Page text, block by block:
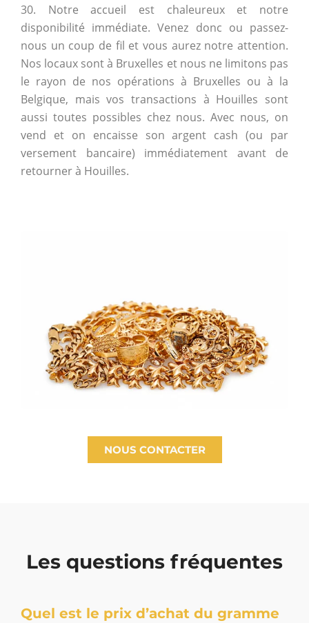
30. Notre accueil est chaleureux et notre
disponibilité immédiate. Venez donc ou passez-
nous un coup de fil et vous aurez notre attention.
Nos locaux sont à Bruxelles et nous ne limitons pas
le rayon de nos opérations à Bruxelles ou à la
Belgique, mais vos transactions à Houilles sont
aussi toutes possibles chez nous. Avec nous, on
vend et on encaisse son argent cash (ou par
versement bancaire) immédiatement avant de
retourner à Houilles.
NOUS CONTACTER
Les questions fréquentes
Quel est le prix d’achat du gramme